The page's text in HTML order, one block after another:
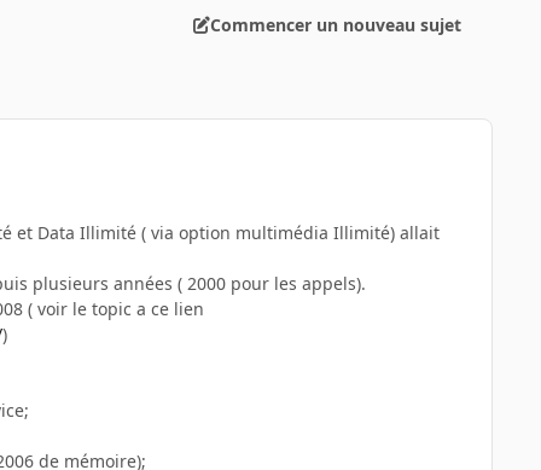
Commencer un nouveau sujet
et Data Illimité ( via option multimédia Illimité) allait
plusieurs années ( 2000 pour les appels).
( voir le topic a ce lien
)
de mémoire);